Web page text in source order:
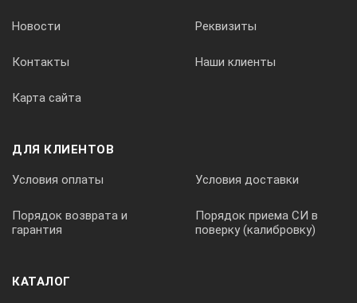
Новости Реквизиты
Контакты Наши клиенты
Карта сайта
ДЛЯ КЛИЕНТОВ
Условия оплаты Условия доставки
Порядок возврата и
гарантия
Порядок приема СИ в
поверку (калибровку)
КАТАЛОГ